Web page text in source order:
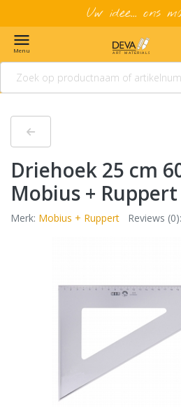
Uw idee... ons
menu
Menu
Driehoek 25 cm 60 graden
Mobius + Ruppert
Merk: Mobius + Ruppert Reviews (0):